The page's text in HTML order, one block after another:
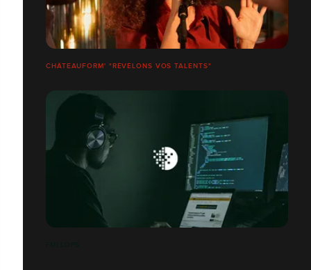
CHÂTEAUFORM' "RÉVÉLONS VOS TALENTS"